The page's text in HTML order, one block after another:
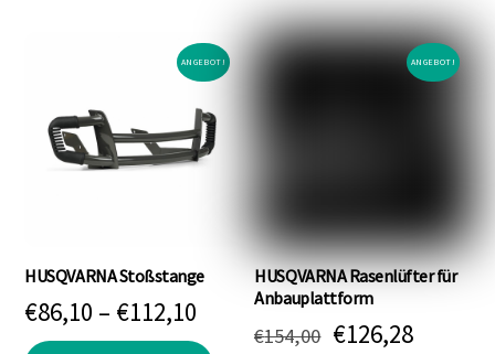
€376,38.
€2.151,50
ANGEBOT!
HUSQVARNA Stoßstange
€86,10 – €112,10 Preisspanne:
ANGEBOT!
HUSQVARNA Rasenlüfter für
Anbauplattform
€154,00 Ursprünglicher
€126,28